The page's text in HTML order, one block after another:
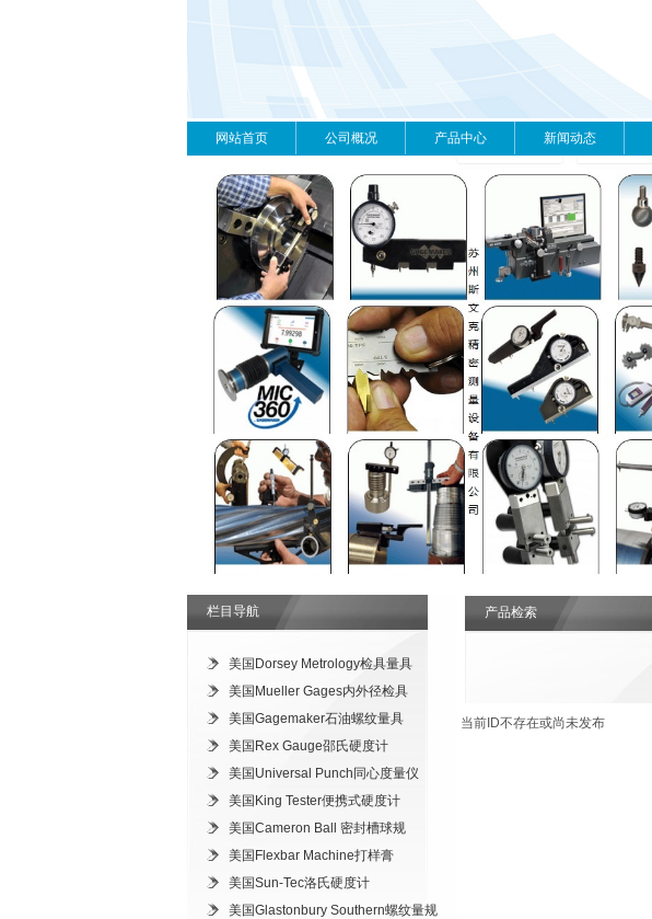
网站首页 公司概况 产品中心 新闻动态
栏目导航
美国Dorsey Metrology检具量具
美国Mueller Gages内外径检具
美国Gagemaker石油螺纹量具
美国Rex Gauge邵氏硬度计
美国Universal Punch同心度量仪
美国King Tester便携式硬度计
美国Cameron Ball 密封槽球规
美国Flexbar Machine打样膏
美国Sun-Tec洛氏硬度计
美国Glastonbury Southern螺纹量规
产品检索
当前ID不存在或尚未发布